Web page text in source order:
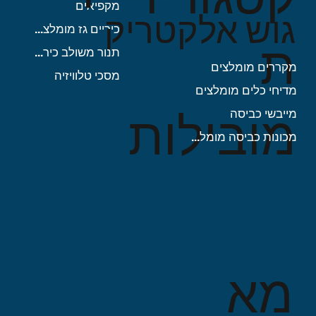
מחיר רגיל מחיר מבצע מחיר רגיל מחיר מבצע
מא
ת
מובילות
מקפיאים
כיריים גז מומלצות
תנור משולב כיריים
מסכי טלוויזיה
מקררים מומלצים
מדיחי כלים מומלצים
מייבשי כביסה
מכונות כביסה מומלצות
גוש אלקטריק